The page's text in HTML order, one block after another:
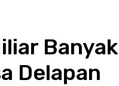
Banyak
Delapan